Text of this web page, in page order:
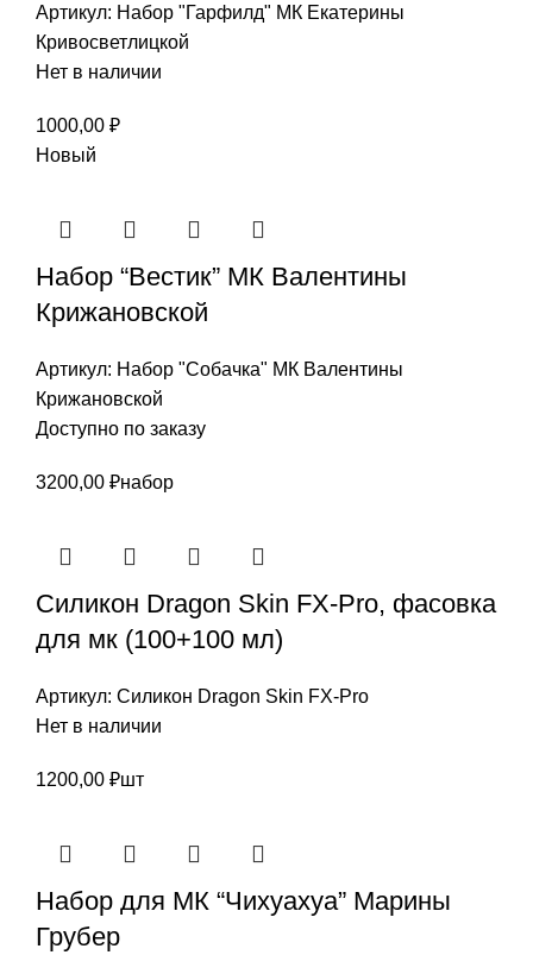
Артикул: Набор "Гарфилд" МК Екатерины
Кривосветлицкой
Нет в наличии
1000,00 ₽
Новый
Набор “Вестик” МК Валентины
Крижановской
Артикул: Набор "Собачка" МК Валентины
Крижановской
Доступно по заказу
3200,00 ₽набор
Силикон Dragon Skin FX-Pro, фасовка
для мк (100+100 мл)
Артикул: Силикон Dragon Skin FX-Pro
Нет в наличии
1200,00 ₽шт
Набор для МК “Чихуахуа” Марины
Грубер